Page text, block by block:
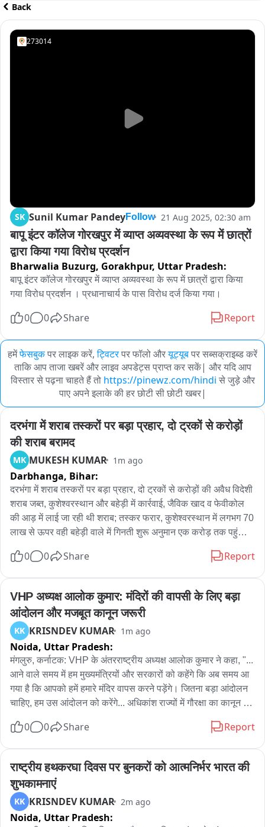
Back
273014
SK Sunil Kumar PandeyFollow 21 Aug 2025, 02:30 am
बापू इंटर कॉलेज गोरखपुर में व्याप्त अव्यवस्था के रूप में छात्रों
द्वारा किया गया विरोध प्रदर्शन
Bharwalia Buzurg, Gorakhpur, Uttar Pradesh:
बापू इंटर कॉलेज गोरखपुर में व्याप्त अव्यवस्था के रूप में छात्रों द्वारा किया
गया विरोध प्रदर्शन । प्रधानाचार्य के पास विरोध दर्ज किया गया।
0 0 Share Report
हमेंफेसबुकपर लाइक करें, ट्विटरपर फॉलो औरयूट्यूबपर सब्सक्राइब्ड करें
ताकि आप ताजा खबरें और लाइव अपडेट्स प्राप्त कर सकें| और यदि आप
विस्तार से पढ़ना चाहते हैं तो https://pinewz.com/hindi से जुड़े और
पाए अपने इलाके की हर छोटी सी छोटी खबर|
दरभंगा में शराब तस्करों पर बड़ा प्रहार, दो ट्रकों से करोड़ों
की शराब बरामद
MK MUKESH KUMAR 1m ago
Darbhanga, Bihar:
दरभंगा में शराब तस्करों पर बड़ा प्रहार, दो ट्रकों से करोड़ों की अवैध विदेशी
शराब जब्त, कुशेश्वरस्थान और बहेड़ी में कार्रवाई, जैविक खाद व फेवीकोल
की आड़ में लाई जा रही थी शराब; तस्कर फरार, कुशेश्वरस्थान में लगभग 70
लाख से ऊपर वही बहेड़ी वाले में गिनती शुरू अनुमान एक करोड़ तक पहुंचा.
दरभंगा में शराब तस्करों के खिलाफ पुलिस को लगातार दूसरी बड़ी सफलता
तहखाने से जैविक खाद की बोरियों के नीचे छिपाकर लाई जा रही 3492
लीटर विदेशी शराब बरामद की गई。
वहीं बहेड़ी थाना क्षेत्र के शिवराम गांव में खेत के पास फंसे एक कंटेनर से
फेवीकोल के सामान की आड़ में भारी मात्रा में शराब बरामद हुई। दोनों मामलों
में चालक और तस्कर मौके से फरार। पुलिस जब्त वाहनों, मोबाइल और अन्य
साक्ष्यों के आधार पर पूरे तस्करी नेटवर्क की जांच में जुटी है。
लगातार हुई इन दो बड़ी कार्रवाइयों से दरभंगा में सक्रिय शराब तस्करों के
0 0 Share Report
VHP अध्यक्ष आलोक कुमार: मंदिरों की वापसी के लिए बड़ा
आंदोलन और मजबूत कानून जरूरी
KK KRISNDEV KUMAR 1m ago
Noida, Uttar Pradesh:
मंगलुरु, कर्नाटक: VHP के अंतरराष्ट्रीय अध्यक्ष आलोक कुमार ने कहा, "...
आने वाले समय में हम मुख्यमंत्रियों और सरकारों को कहेंगे कि अब समय आ
गया है कि आपको हमें हमारे मंदिर वापस करने पड़ेंगे। जितना बड़ा आंदोलन
चाहिए, हम उस आंदोलन को करेंगे... अधिकांश राज्यों में गौरक्षा का कानून
भारत सरकार हमारे मंदिरों को हमें वापस सौंपे इस पर हम काम करेंगे।"
0 0 Share Report
राष्ट्रीय हथकरघा दिवस पर बुनकरों को आत्मनिर्भर भारत की
शुभकामनाएं
KK KRISNDEV KUMAR 2m ago
Noida, Uttar Pradesh: